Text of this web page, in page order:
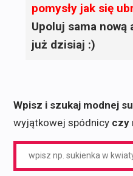
pomysły jak się
Upoluj sama
już dzisiaj :)
Wpisz i szukaj modnej
wyjątkowej spódnicy czy